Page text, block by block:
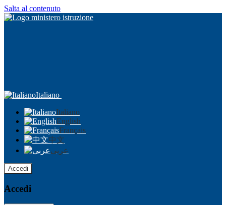
Salta al contenuto
Italiano
Italiano
English
Français
中文
عربى
Accedi
Accedi